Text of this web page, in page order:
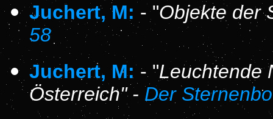
Juchert, M: - "Objekte der
58
Juchert, M:- "Leuchtende
Österreich" - Der